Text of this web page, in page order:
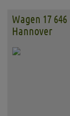
Wagen 17 646
Hannover